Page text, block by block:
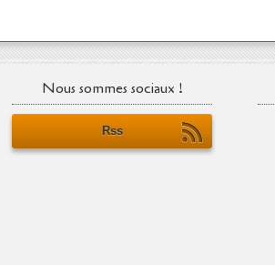
Nous sommes sociaux !
Rss